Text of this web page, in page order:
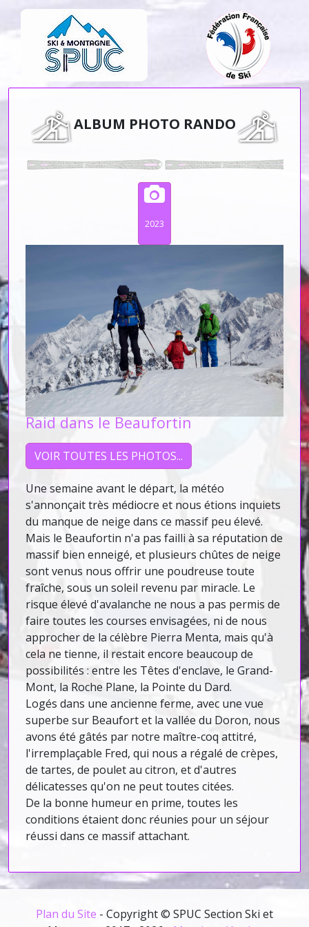
ALBUM PHOTO RANDO
2023
Raid dans le Beaufortin
VOIR TOUTES LES PHOTOS...
Une semaine avant le départ, la météo
s'annonçait très médiocre et nous étions inquiets
du manque de neige dans ce massif peu élevé.
Mais le Beaufortin n'a pas failli à sa réputation de
massif bien enneigé, et plusieurs chûtes de neige
sont venus nous offrir une poudreuse toute
fraîche, sous un soleil revenu par miracle. Le
risque élevé d'avalanche ne nous a pas permis de
faire toutes les courses envisagées, ni de nous
approcher de la célèbre Pierra Menta, mais qu'à
cela ne tienne, il restait encore beaucoup de
possibilités : entre les Têtes d'enclave, le Grand-
Mont, la Roche Plane, la Pointe du Dard.
Logés dans une ancienne ferme, avec une vue
superbe sur Beaufort et la vallée du Doron, nous
avons été gâtés par notre maître-coq attitré,
l'irremplaçable Fred, qui nous a régalé de crèpes,
de tartes, de poulet au citron, et d'autres
délicatesses qu'on ne peut toutes citées.
De la bonne humeur en prime, toutes les
conditions étaient donc réunies pour un séjour
réussi dans ce massif attachant.
Plan du Site - Copyright © SPUC Section Ski et